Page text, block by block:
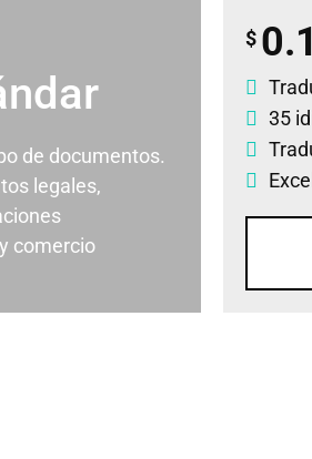
de documentos.
legales,
comercio
$
35